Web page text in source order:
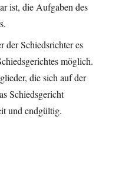
ist, die Aufgaben des
der Schiedsrichter es
möglich.
die sich auf der
Schiedsgericht
und endgültig.